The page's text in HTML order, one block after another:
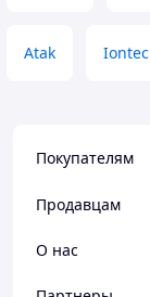
Atak
Покупателям
Продавцам
О нас